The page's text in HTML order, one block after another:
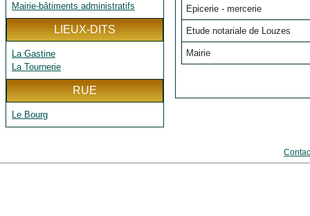
Mairie-bâtiments administratifs
LIEUX-DITS
La Gastine
La Tournerie
RUE
Le Bourg
Epicerie - mercerie
Etude notariale de Louzes
Mairie